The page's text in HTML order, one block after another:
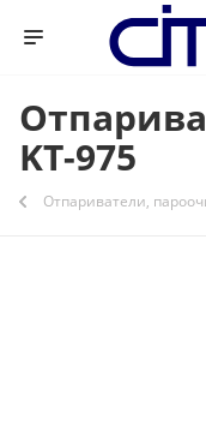
KT-975
Отпариватели,